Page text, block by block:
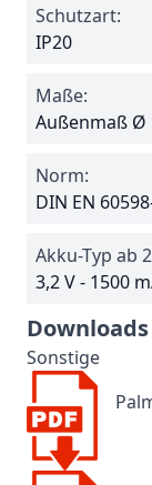
Schutzart:
IP20
Maße:
Außenmaß Ø
Norm:
DIN EN
Akku-Typ ab
3,2 V - 1500
Downloads
Sonstige